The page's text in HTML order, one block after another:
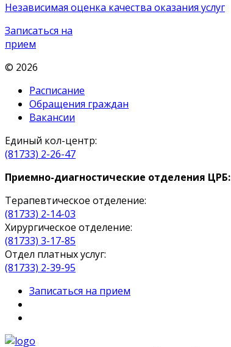
Независимая оценка качества оказания услуг
Записаться на
прием
© 2026
Расписание
Обращения граждан
Вакансии
Единый кол-центр:
(81733) 2-26-47
Приемно-диагностические отделения ЦРБ:
Терапевтическое отделение:
(81733) 2-14-03
Хирургическое отделение:
(81733) 3-17-85
Отдел платных услуг:
(81733) 2-39-95
Записаться на прием